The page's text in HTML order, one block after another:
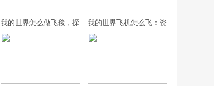
我的世界怎么做飞毯，探索方块之上的奇幻飞行，副标题，红石与
我的世界飞机怎么飞：资深玩家的飞行